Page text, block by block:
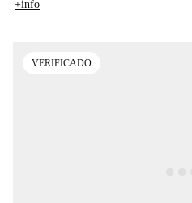
+info
VERIFICADO